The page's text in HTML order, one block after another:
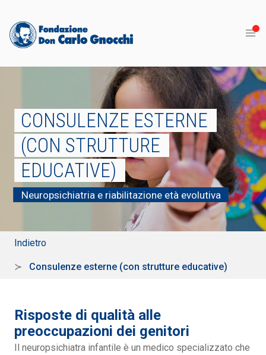
CONSULENZE ESTERNE
(CON STRUTTURE
EDUCATIVE)
Neuropsichiatria e riabilitazione età evolutiva
Indietro
Consulenze esterne (con strutture educative)
Risposte di qualità alle
preoccupazioni dei genitori
Il neuropsichiatra infantile è un medico specializzato che